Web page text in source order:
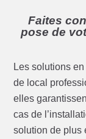
Faites
pose de
Les solutions
de local
elles
cas de
solution de plus